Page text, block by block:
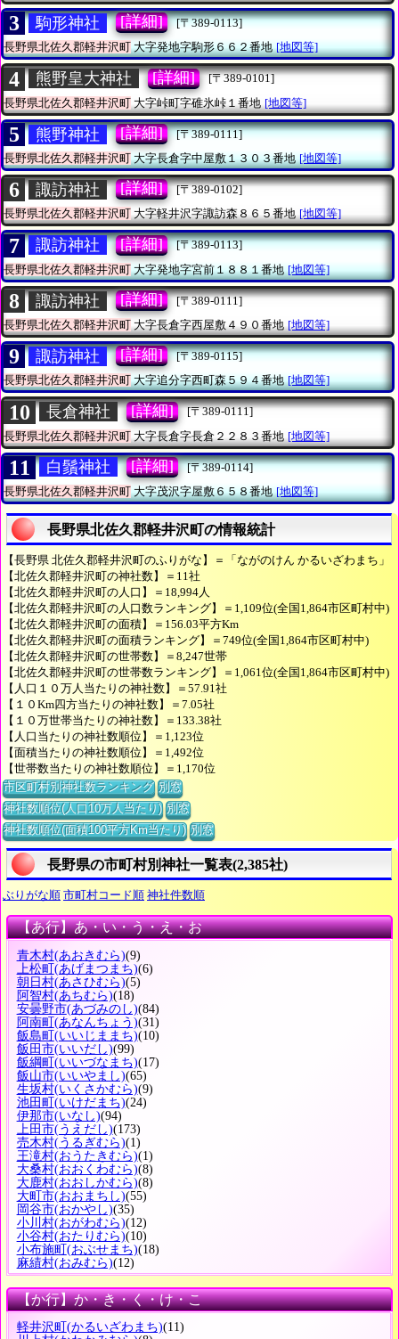
3 駒形神社 [詳細]
[〒389-0113]
長野県北佐久郡軽井沢町大字発地字駒形６６２番地 [地図等]
4 熊野皇大神社 [詳細]
[〒389-0101]
長野県北佐久郡軽井沢町 大字峠町字碓氷峠１番地 [地図等]
5 熊野神社 [詳細]
[〒389-0111]
長野県北佐久郡軽井沢町大字長倉字中屋敷１３０３番地 [地図等]
6 諏訪神社 [詳細]
[〒389-0102]
長野県北佐久郡軽井沢町大字軽井沢字諏訪森８６５番地 [地図等]
7 諏訪神社 [詳細]
[〒389-0113]
長野県北佐久郡軽井沢町大字発地字宮前１８８１番地 [地図等]
8 諏訪神社 [詳細]
[〒389-0111]
長野県北佐久郡軽井沢町大字長倉字西屋敷４９０番地 [地図等]
9 諏訪神社 [詳細]
[〒389-0115]
長野県北佐久郡軽井沢町大字追分字西町森５９４番地 [地図等]
10 長倉神社 [詳細]
[〒389-0111]
長野県北佐久郡軽井沢町 大字長倉字長倉２２８３番地 [地図等]
11 白鬚神社 [詳細]
[〒389-0114]
長野県北佐久郡軽井沢町大字茂沢字屋敷６５８番地 [地図等]
長野県北佐久郡軽井沢町の情報統計
【長野県 北佐久郡軽井沢町のふりがな】＝「ながのけん かるいざわまち」
【北佐久郡軽井沢町の神社数】＝11社
【北佐久郡軽井沢町の人口】＝18,994人
【北佐久郡軽井沢町の人口数ランキング】＝1,109位(全国1,864市区町村中)
【北佐久郡軽井沢町の面積】＝156.03平方Km
【北佐久郡軽井沢町の面積ランキング】＝749位(全国1,864市区町村中)
【北佐久郡軽井沢町の世帯数】＝8,247世帯
【北佐久郡軽井沢町の世帯数ランキング】＝1,061位(全国1,864市区町村中)
【人口１０万人当たりの神社数】＝57.91社
【１０Km四方当たりの神社数】＝7.05社
【１０万世帯当たりの神社数】＝133.38社
【人口当たりの神社数順位】＝1,123位
【面積当たりの神社数順位】＝1,492位
【世帯数当たりの神社数順位】＝1,170位
市区町村別神社数ランキング 別窓
神社数順位(人口10万人当たり) 別窓
神社数順位(面積100平方Km当たり) 別窓
長野県の市町村別神社一覧表(2,385社)
ぶりがな順 市町村コード順 神社件数順
【あ行】あ・い・う・え・お
青木村(あおきむら)(9)
上松町(あげまつまち)(6)
朝日村(あさひむら)(5)
阿智村(あちむら)(18)
安曇野市(あづみのし)(84)
阿南町(あなんちょう)(31)
飯島町(いいじままち)(10)
飯田市(いいだし)(99)
飯綱町(いいづなまち)(17)
飯山市(いいやまし)(65)
生坂村(いくさかむら)(9)
池田町(いけだまち)(24)
伊那市(いなし)(94)
上田市(うえだし)(173)
売木村(うるぎむら)(1)
王滝村(おうたきむら)(1)
大桑村(おおくわむら)(8)
大鹿村(おおしかむら)(8)
大町市(おおまちし)(55)
岡谷市(おかやし)(35)
小川村(おがわむら)(12)
小谷村(おたりむら)(10)
小布施町(おぶせまち)(18)
麻績村(おみむら)(12)
【か行】か・き・く・け・こ
軽井沢町 (かるいざわまち)(11)